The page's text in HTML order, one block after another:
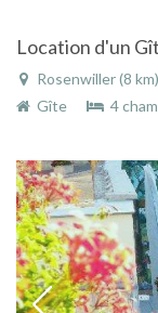
Rosenwiller (8
Gîte
4